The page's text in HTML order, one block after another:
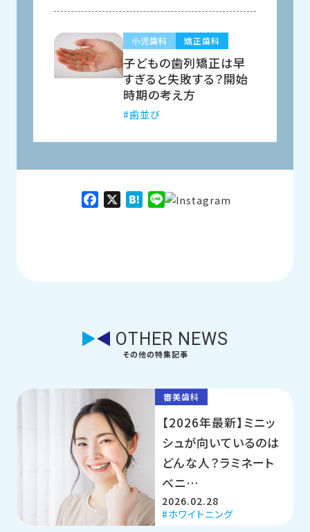
小児歯科 矯正歯科
子どもの歯列矯正は早
すぎると失敗する？開始
時期の考え方
歯並び
FacebookHatena
Line
OTHER NEWS
その他の特集記事
審美歯科
【2026年最新】ミニッ
シュが向いているのは
どんな人？ラミネート
べニ…
2026.02.28
ホワイトニング